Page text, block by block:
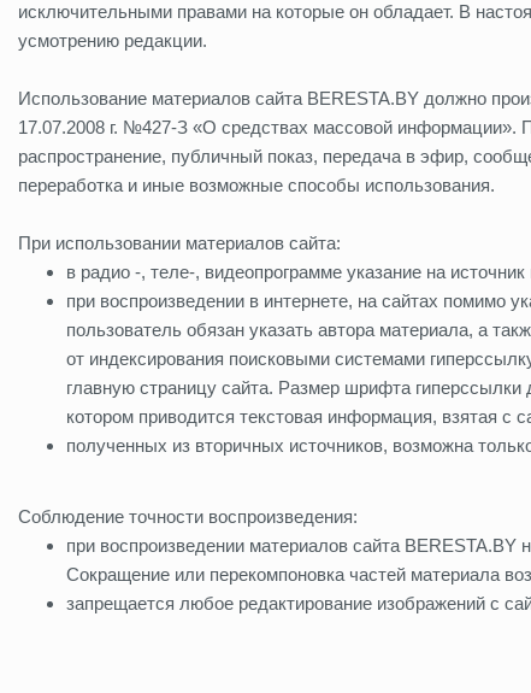
исключительными правами на которые он обладает. В
усмотрению редакции.
Использование материалов сайта BERESTA.BY должно
17.07.2008 г. №427-З «О средствах массовой информации».
распространение, публичный показ, передача в эфир,
переработка и иные возможные способы использования.
При использовании материалов сайта:
в радио -, теле-, видеопрограмме указание на
при воспроизведении в интернете, на сайтах помимо
пользователь обязан указать автора материала, а
от индексирования поисковыми системами
главную страницу сайта. Размер шрифта
котором приводится текстовая информация, взятая с
полученных из вторичных источников, возможна
Соблюдение точности воспроизведения:
при воспроизведении материалов сайта BERESTA.BY
Сокращение или перекомпоновка частей материала
запрещается любое редактирование изображений с